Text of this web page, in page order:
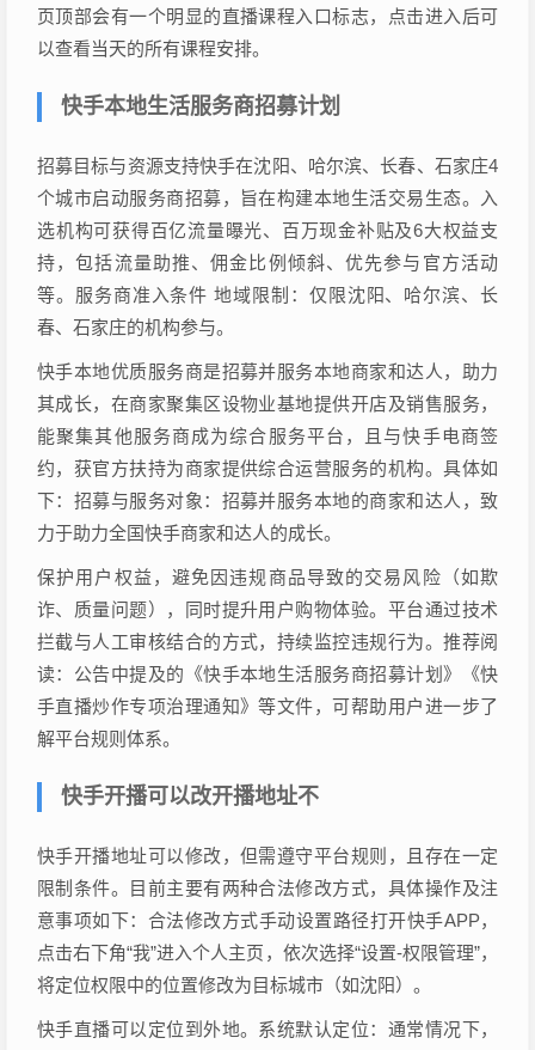
页顶部会有一个明显的直播课程入口标志，点击进入后可
以查看当天的所有课程安排。
快手本地生活服务商招募计划
招募目标与资源支持快手在沈阳、哈尔滨、长春、石家庄4
个城市启动服务商招募，旨在构建本地生活交易生态。入
选机构可获得百亿流量曝光、百万现金补贴及6大权益支
持，包括流量助推、佣金比例倾斜、优先参与官方活动
等。服务商准入条件 地域限制：仅限沈阳、哈尔滨、长
春、石家庄的机构参与。
快手本地优质服务商是招募并服务本地商家和达人，助力
其成长，在商家聚集区设物业基地提供开店及销售服务，
能聚集其他服务商成为综合服务平台，且与快手电商签
约，获官方扶持为商家提供综合运营服务的机构。具体如
下：招募与服务对象：招募并服务本地的商家和达人，致
力于助力全国快手商家和达人的成长。
保护用户权益，避免因违规商品导致的交易风险（如欺
诈、质量问题），同时提升用户购物体验。平台通过技术
拦截与人工审核结合的方式，持续监控违规行为。推荐阅
读：公告中提及的《快手本地生活服务商招募计划》《快
手直播炒作专项治理通知》等文件，可帮助用户进一步了
解平台规则体系。
快手开播可以改开播地址不
快手开播地址可以修改，但需遵守平台规则，且存在一定
限制条件。目前主要有两种合法修改方式，具体操作及注
意事项如下：合法修改方式手动设置路径打开快手APP，
点击右下角“我”进入个人主页，依次选择“设置-权限管理”，
将定位权限中的位置修改为目标城市（如沈阳）。
快手直播可以定位到外地。系统默认定位：通常情况下，